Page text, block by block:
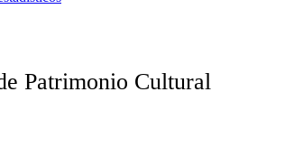
Patrimonio Cultural